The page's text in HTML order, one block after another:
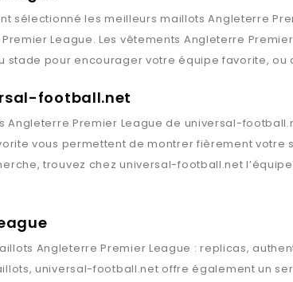
sélectionné les meilleurs maillotsAngleterre
League. Les vêtements Angleterre
pour encourager votre équipe favorite, ou
football.net
Angleterre Premier League de universal-
vous permettent de montrer fièrement votre
trouvez chezuniversal-football.net
Angleterre Premier League : replicas,
universal-football.net offre également un